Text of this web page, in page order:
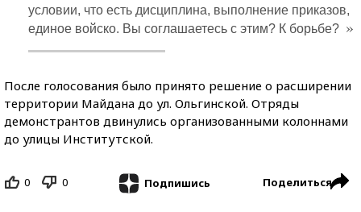
условии, что есть дисциплина, выполнение приказов,
единое войско. Вы соглашаетесь с этим? К борьбе? »
После голосования было принято решение о расширении
территории Майдана до ул. Ольгинской. Отряды
демонстрантов двинулись организованными колоннами
до улицы Институтской.
0 0 Подпишись Поделиться